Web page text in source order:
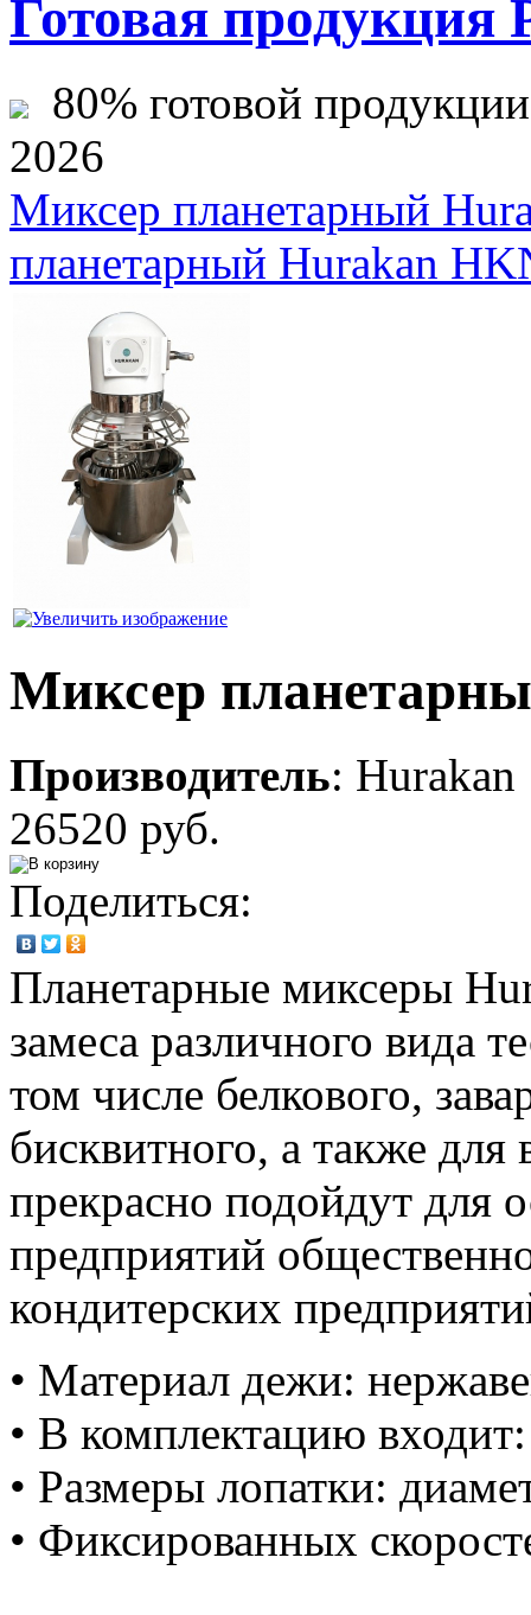
Готовая продукция
80% готовой
2026
Миксер планетарный
планетарный Hurakan
Миксер
Производитель: Hurakan
26520 руб.
Поделиться:
Планетарные миксеры
замеса различного вида
том числе белкового,
бисквитного, а также
прекрасно подойдут для
предприятий
кондитерских
• Материал дежи:
• В комплектацию
• Размеры лопатки:
• Фиксированных